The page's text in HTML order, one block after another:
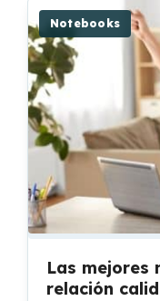
Notebooks
Las mejores
relación